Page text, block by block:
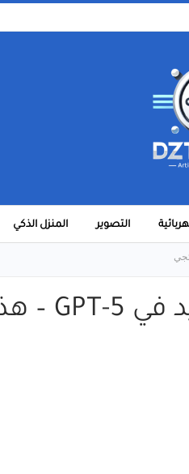
التصوير المنزل الذكي